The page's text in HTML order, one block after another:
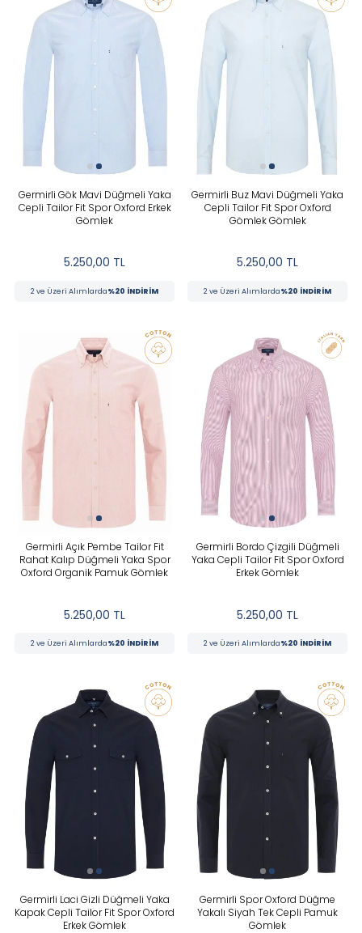
Germirli Gök Mavi Düğmeli Yaka
Cepli Tailor Fit Spor Oxford Erkek
Gömlek
5.250,00 TL
2 ve Üzeri Alımlarda%20 İNDİRİM
Germirli Buz Mavi Düğmeli Yaka
Cepli Tailor Fit Spor Oxford
Gömlek Gömlek
5.250,00 TL
2 ve Üzeri Alımlarda%20 İNDİRİM
Germirli Açık Pembe Tailor Fit
Rahat Kalıp Düğmeli Yaka Spor
Oxford Organik Pamuk Gömlek
5.250,00 TL
2 ve Üzeri Alımlarda%20 İNDİRİM
Germirli Bordo Çizgili Düğmeli
Yaka Cepli Tailor Fit Spor Oxford
Erkek Gömlek
5.250,00 TL
2 ve Üzeri Alımlarda%20 İNDİRİM
Germirli Laci Gizli Düğmeli Yaka
Kapak Cepli Tailor Fit Spor Oxford
Erkek Gömlek
Germirli Spor Oxford Düğme
Yakalı Siyah Tek Cepli Pamuk
Gömlek